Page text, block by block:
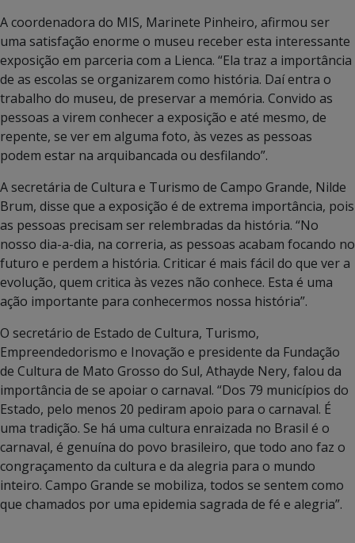
A coordenadora do MIS, Marinete Pinheiro, afirmou ser
uma satisfação enorme o museu receber esta interessante
exposição em parceria com a Lienca. “Ela traz a importância
de as escolas se organizarem como história. Daí entra o
trabalho do museu, de preservar a memória. Convido as
pessoas a virem conhecer a exposição e até mesmo, de
repente, se ver em alguma foto, às vezes as pessoas
podem estar na arquibancada ou desfilando”.
A secretária de Cultura e Turismo de Campo Grande, Nilde
Brum, disse que a exposição é de extrema importância, pois
as pessoas precisam ser relembradas da história. “No
nosso dia-a-dia, na correria, as pessoas acabam focando no
futuro e perdem a história. Criticar é mais fácil do que ver a
evolução, quem critica às vezes não conhece. Esta é uma
ação importante para conhecermos nossa história”.
O secretário de Estado de Cultura, Turismo,
Empreendedorismo e Inovação e presidente da Fundação
de Cultura de Mato Grosso do Sul, Athayde Nery, falou da
importância de se apoiar o carnaval. “Dos 79 municípios do
Estado, pelo menos 20 pediram apoio para o carnaval. É
uma tradição. Se há uma cultura enraizada no Brasil é o
carnaval, é genuína do povo brasileiro, que todo ano faz o
congraçamento da cultura e da alegria para o mundo
inteiro. Campo Grande se mobiliza, todos se sentem como
que chamados por uma epidemia sagrada de fé e alegria”.